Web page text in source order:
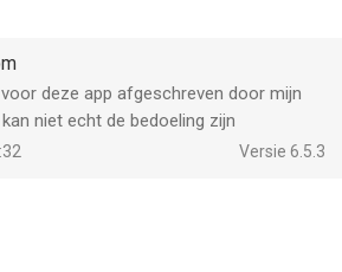
deze app afgeschreven door mijn
niet echt de bedoeling zijn
Versie 6.5.3